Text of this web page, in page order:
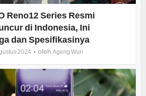
Reno12 Series Resmi
di Indonesia, Ini
dan Spesifikasinya
2024 oleh Ageng Wuri